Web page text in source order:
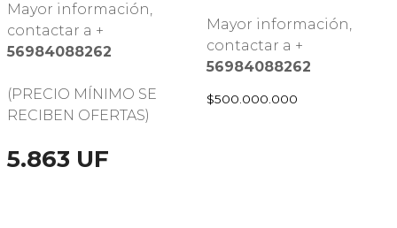
Mayor información,
contactar a +
56984088262
(PRECIO MÍNIMO SE
RECIBEN OFERTAS)
5.863 UF
Mayor información,
contactar a +
56984088262
$500.000.000